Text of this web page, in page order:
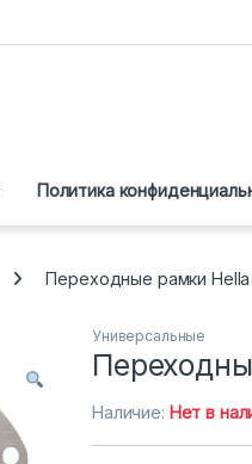
Политика
Переходные рамки Hella
Универсальные
Наличие: Нет в